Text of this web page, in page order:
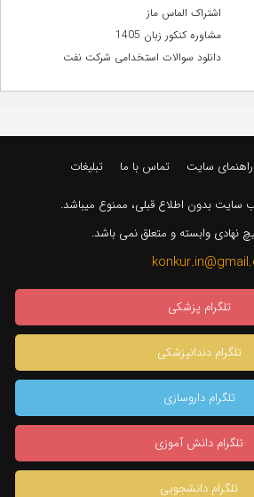
اشتراک الماس ماز
مشاوره کنکور زبان 1405
دانلود سوالات استخدامی شرکت نفت
راهنمای سایت تماس با ما تبلیغات
سایت بدون اطلاع قبلی، ممنوع میباشد.
نهادی وابسته و متعلق نمی باشد.
تلگرام پزشکی
تلگرام دندانپزشکی
تلگرام داروسازی
تلگرام دانش آموزی
تلگرام دانشجویی